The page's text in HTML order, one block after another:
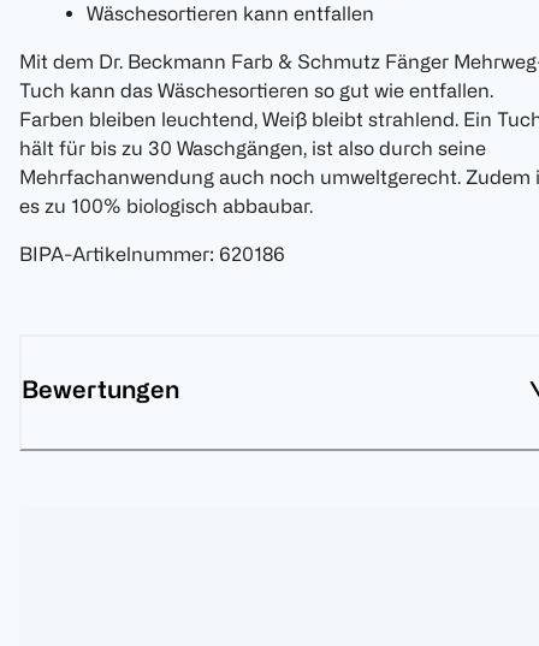
Wäschesortieren kann entfallen
Mit dem Dr. Beckmann Farb & Schmutz Fänger
Tuch kann das Wäschesortieren so gut wie entfallen.
Farben bleiben leuchtend, Weiß bleibt strahlend. Ein
hält für bis zu 30 Waschgängen, ist also durch seine
Mehrfachanwendung auch noch umweltgerecht. Zudem
es zu 100% biologisch abbaubar.
BIPA-Artikelnummer: 620186
Bewertungen